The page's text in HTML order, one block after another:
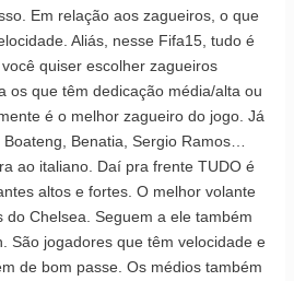
Em relação aos zagueiros, o que
Aliás, nesse Fifa15, tudo é
quiser escolher zagueiros
os que têm dedicação média/alta ou
é o melhor zagueiro do jogo. Já
Benatia, Sergio Ramos…
ao italiano. Daí pra frente TUDO é
altos e fortes. O melhor volante
do Chelsea. Seguem a ele também
São jogadores que têm velocidade e
de bom passe. Os médios também